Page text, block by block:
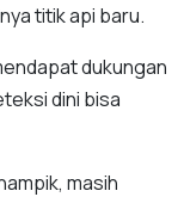
titik api baru.
dukungan
dini bisa
masih